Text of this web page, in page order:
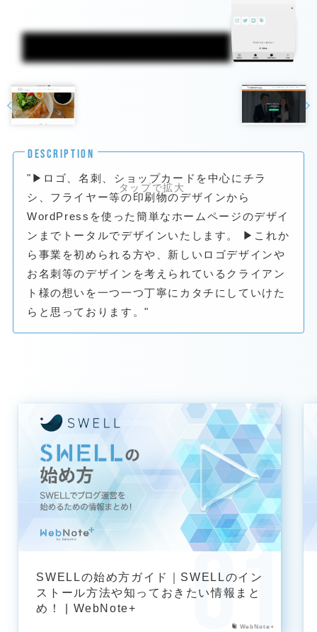
DESCRIPTION
"▶ロゴ、名刺、ショップカードを中心にチラ
シ、フライヤー等の印刷物のデザインから
WordPressを使った簡単なホームページのデザイ
ンまでトータルでデザインいたします。 ▶これか
ら事業を初められる方や、新しいロゴデザインや
お名刺等のデザインを考えられているクライアン
ト様の想いを一つ一つ丁寧にカタチにしていけた
らと思っております。"
WebNote+
SWELLの始め方ガイド｜SWELLのイン
ストール方法や知っておきたい情報まと
め！ | WebNote+